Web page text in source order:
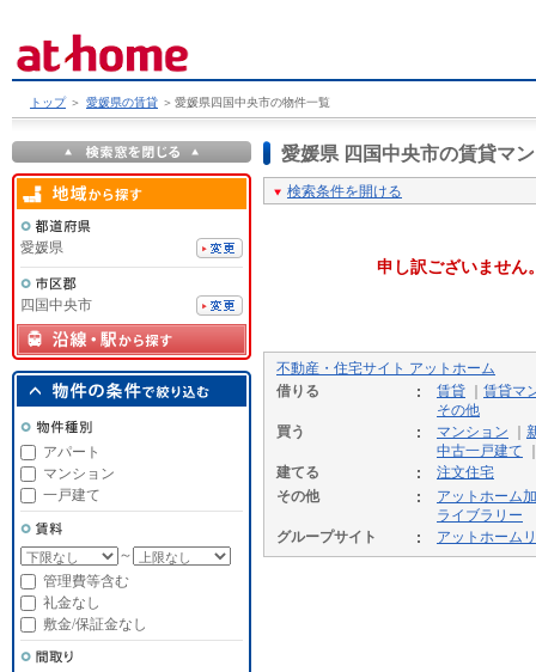
トップ ＞ 愛媛県の賃貸 ＞ 愛媛県四国中央市の物件一覧
愛媛県 四国中央市の賃貸マ
検索条件を開ける
申し訳ございません
不動産・住宅サイト アットホーム
借りる
賃貸
賃貸マ
その他
買う
マンション
中古一戸建て
建てる
注文住宅
その他
アットホーム
ライブラリー
グループサイト
アットホーム
愛媛県
四国中央市
アパート
マンション
一戸建て
～
管理費等含む
礼金なし
敷金/保証金なし